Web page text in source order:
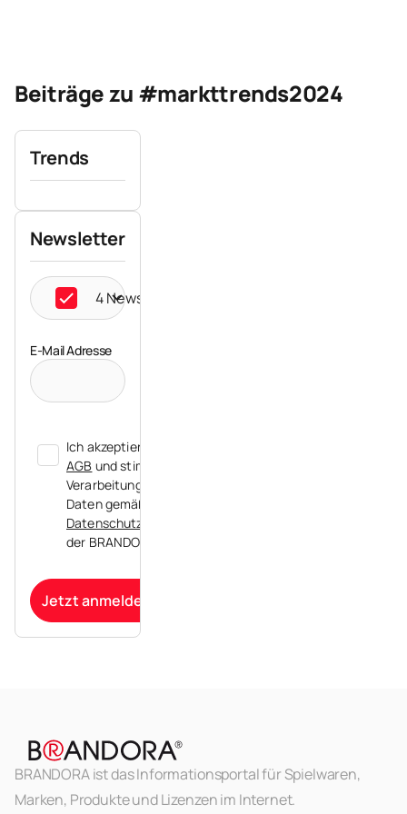
Beiträge zu #markttrends2024
Trends
Newsletter
4 Newsletter ausgewählt
E-Mail Adresse
Ich akzeptiere die
AGB und stimme der
Verarbeitung meiner
Daten gemäß der
Datenschutzerklärung
der BRANDORA zu.
Jetzt anmelden
BRANDORA ist das Informationsportal für Spielwaren,
Marken, Produkte und Lizenzen im Internet.